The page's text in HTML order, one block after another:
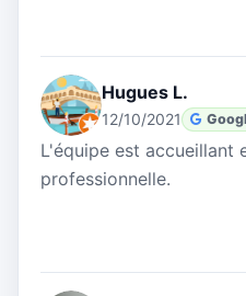
Hugues L.
12/10/2021
L'équipe est accueillant
professionnelle.